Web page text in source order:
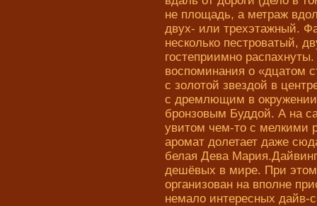
не площадь, а метраж
двух- или трехэтажный.
несколько пестроватый,
гостеприимно
воспоминания о «дцатом
с золотой звездой в
с дремлющим в окружении
бронзовым Буддой. А на
увитом чем-то с мелкими
аромат долетает даже
белая Дева
дешёвых в мире. При этом
организован на вполне
немало интересных